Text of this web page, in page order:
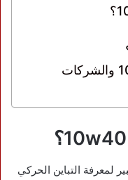
ما الفرق بين زيت موبيل 10w40 والشركات
لمعرفة التباين الحركي